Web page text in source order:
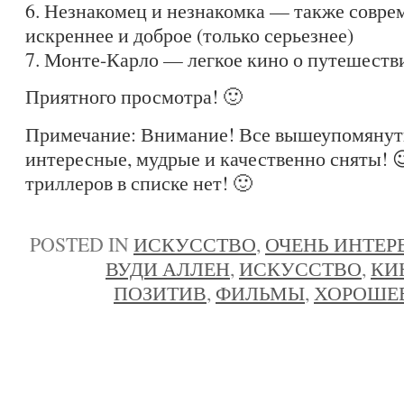
6. Незнакомец и незнакомка — также
искреннее и доброе (только серьезнее)
7. Монте-Карло — легкое кино о
Приятного просмотра! 🙂
Примечание: Внимание! Все
интересные, мудрые и качественно сняты!
триллеров в списке нет! 🙂
POSTED INИСКУССТВО, ОЧЕНЬ
ВУДИ АЛЛЕН,ИСКУССТВО,
ПОЗИТИВ, ФИЛЬМЫ,